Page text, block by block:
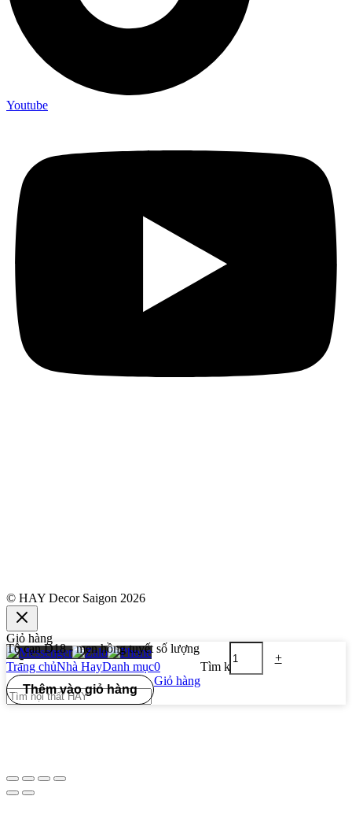
Youtube
© HAY Decor Saigon 2026
Giỏ hàng
Trang chủNhà HayDanh mục0
Giỏ hàng
Tìm kiếm
-
Tô cạn D18 - men hồng tuyết số lượng
+
Thêm vào giỏ hàng